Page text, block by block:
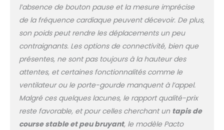
l’absence de bouton pause et la mesure imprécise
de la fréquence cardiaque peuvent décevoir. De plus,
son poids peut rendre les déplacements un peu
contraignants. Les options de connectivité, bien que
présentes, ne sont pas toujours à la hauteur des
attentes, et certaines fonctionnalités comme le
ventilateur ou le porte-gourde manquent à l’appel.
Malgré ces quelques lacunes, le rapport qualité-prix
reste favorable, et pour celles cherchant un tapis de
course stable et peu bruyant, le modèle Pacto